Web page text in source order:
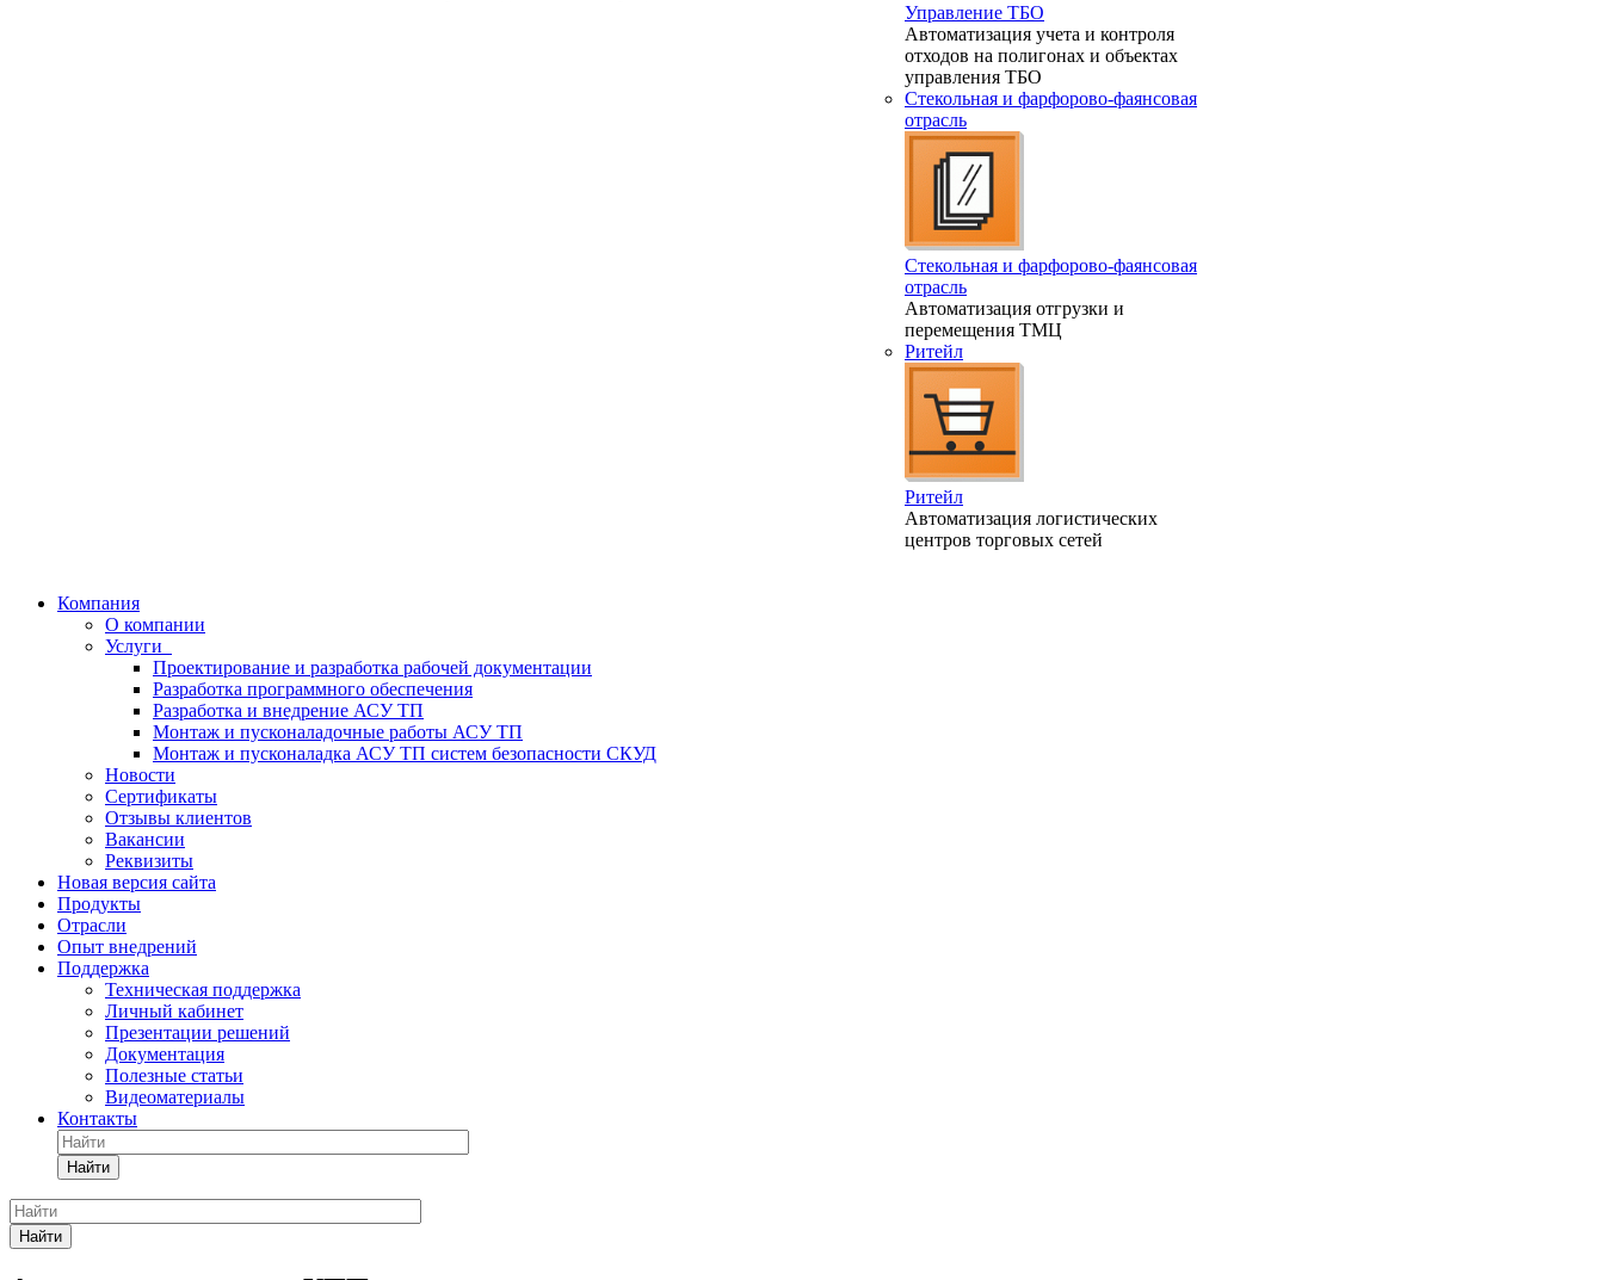
Управление ТБО
Автоматизация учета и контроля
отходов на полигонах и объектах
управления ТБО
Стекольная и фарфорово-фаянсовая
отрасль
Стекольная и фарфорово-фаянсовая
отрасль
Автоматизация отгрузки и
перемещения ТМЦ
Ритейл
Ритейл
Автоматизация логистических
центров торговых сетей
Компания
О компании
Услуги
Проектирование и разработка рабочей документации
Разработка программного обеспечения
Разработка и внедрение АСУ ТП
Монтаж и пусконаладочные работы АСУ ТП
Монтаж и пусконаладка АСУ ТП систем безопасности СКУД
Новости
Сертификаты
Отзывы клиентов
Вакансии
Реквизиты
Новая версия сайта
Продукты
Отрасли
Опыт внедрений
Поддержка
Техническая поддержка
Личный кабинет
Презентации решений
Документация
Полезные статьи
Видеоматериалы
Контакты
Найти
Найти